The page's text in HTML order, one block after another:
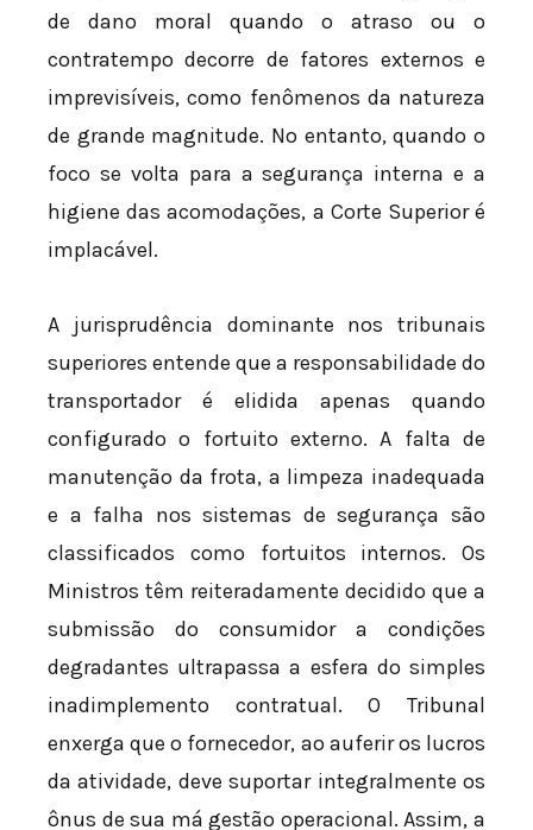
de dano moral quando o atraso ou o
contratempo decorre de fatores externos e
imprevisíveis, como fenômenos da natureza
de grande magnitude. No entanto, quando o
foco se volta para a segurança interna e a
higiene das acomodações, a Corte Superior é
implacável.
A jurisprudência dominante nos tribunais
superiores entende que a responsabilidade do
transportador é elidida apenas quando
configurado o fortuito externo. A falta de
manutenção da frota, a limpeza inadequada
e a falha nos sistemas de segurança são
classificados como fortuitos internos. Os
Ministros têm reiteradamente decidido que a
submissão do consumidor a condições
degradantes ultrapassa a esfera do simples
inadimplemento contratual. O Tribunal
enxerga que o fornecedor, ao auferir os lucros
da atividade, deve suportar integralmente os
ônus de sua má gestão operacional. Assim, a